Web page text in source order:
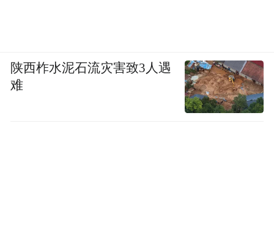
platform and merely provides information storage
space services.”
陕西柞水泥石流灾害致3人遇
难